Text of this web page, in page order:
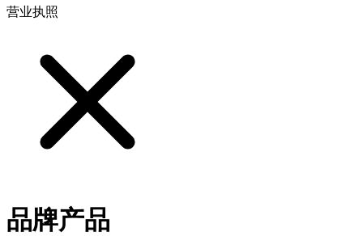
营业执照
品牌产品